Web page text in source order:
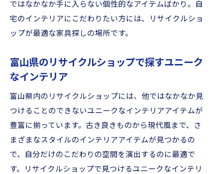
ではなかなか手に入らない個性的なアイテムばかり。自
宅のインテリアにこだわりたい方には、リサイクルショ
ップが最適な家具探しの場所です。
富山県のリサイクルショップで探すユニーク
なインテリア
富山県内のリサイクルショップには、他ではなかなか見
つけることのできないユニークなインテリアアイテムが
豊富に揃っています。古き良きものから現代風まで、さ
まざまなスタイルのインテリアアイテムが見つかるの
で、自分だけのこだわりの空間を演出するのに最適で
す。リサイクルショップで見つけるユニークなインテリ